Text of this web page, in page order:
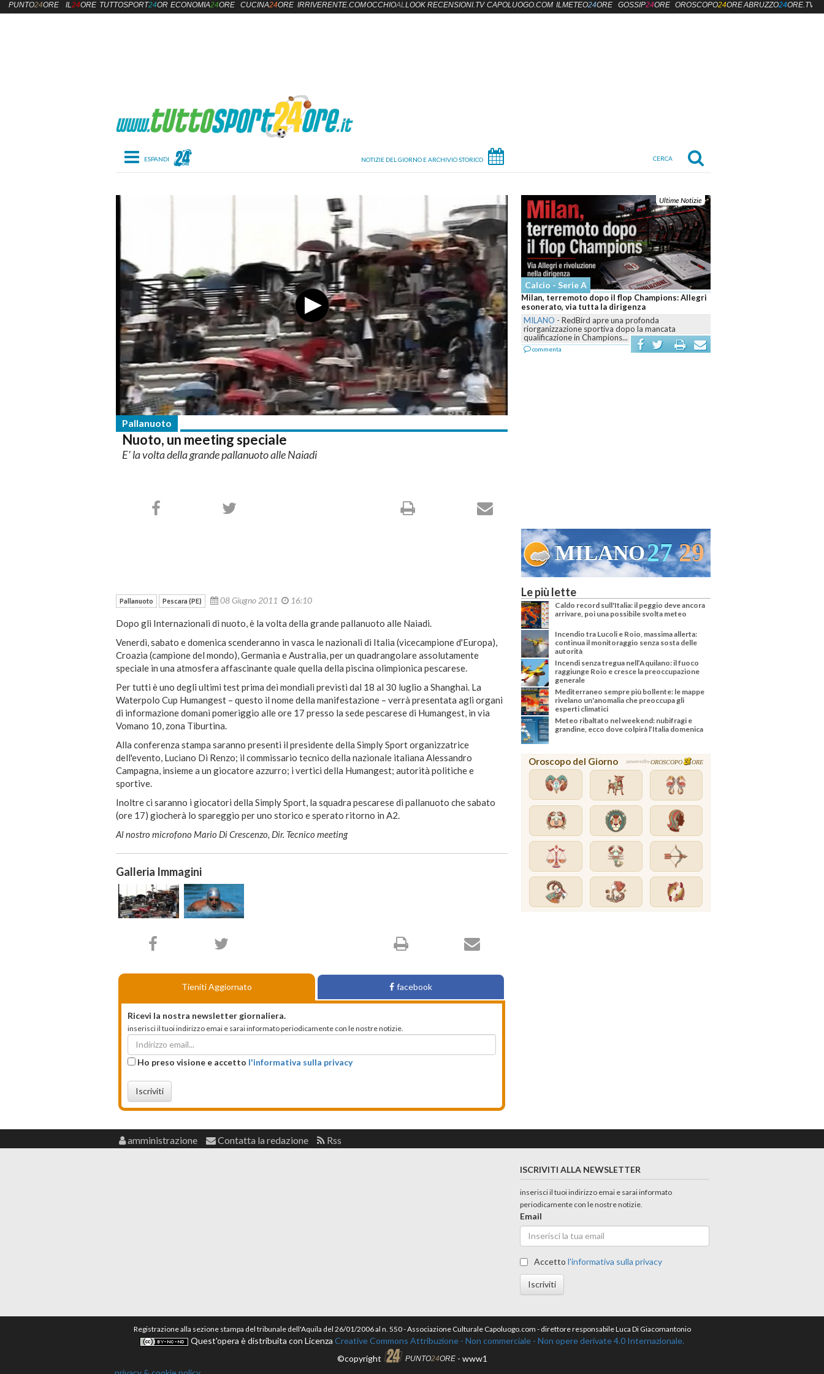
Toggle navigation
Pallanuoto
Nuoto, un meeting speciale
E' la volta della grande pallanuoto alle Naiadi
Ultime Notizie
Calcio - Serie A
Milan, terremoto dopo il flop Champions: Allegri
esonerato, via tutta la dirigenza
MILANO - RedBird apre una profonda
riorganizzazione sportiva dopo la mancata
qualificazione in Champions...
commenta
MILANO27 29
Pallanuoto Pescara (PE) 08 Giugno 2011 16:10
Dopo gli Internazionali di nuoto, è la volta della grande pallanuoto alle Naiadi.
Venerdì, sabato e domenica scenderanno in vasca le nazionali di Italia (vicecampione d'Europa),
Croazia (campione del mondo), Germania e Australia, per un quadrangolare assolutamente
speciale in una atmosfera affascinante quale quella della piscina olimpionica pescarese.
Per tutti è uno degli ultimi test prima dei mondiali previsti dal 18 al 30 luglio a Shanghai. La
Waterpolo Cup Humangest – questo il nome della manifestazione – verrà presentata agli organi
di informazione domani pomeriggio alle ore 17 presso la sede pescarese di Humangest, in via
Vomano 10, zona Tiburtina.
Alla conferenza stampa saranno presenti il presidente della Simply Sport organizzatrice
dell'evento, Luciano Di Renzo; il commissario tecnico della nazionale italiana Alessandro
Campagna, insieme a un giocatore azzurro; i vertici della Humangest; autorità politiche e
sportive.
Inoltre ci saranno i giocatori della Simply Sport, la squadra pescarese di pallanuoto che sabato
(ore 17) giocherà lo spareggio per uno storico e sperato ritorno in A2.
Al nostro microfono Mario Di Crescenzo, Dir. Tecnico meeting
Galleria Immagini
Tieniti Aggiornato facebook
Ricevi la nostra newsletter giornaliera.
inserisci il tuoi indirizzo emai e sarai informato periodicamente con le nostre notizie.
Ho preso visione e accetto l'informativa sulla privacy
Iscriviti
Le più lette
Caldo record sull'Italia: il peggio deve ancora
arrivare, poi una possibile svolta meteo
Incendio tra Lucoli e Roio, massima allerta:
continua il monitoraggio senza sosta delle
autorità
Incendi senza tregua nell’Aquilano: il fuoco
raggiunge Roio e cresce la preoccupazione
generale
Mediterraneo sempre più bollente: le mappe
rivelano un'anomalia che preoccupa gli
esperti climatici
Meteo ribaltato nel weekend: nubifragi e
grandine, ecco dove colpirà l’Italia domenica
Oroscopo del Giorno powered byOROSCOPO ORE
PUNTO24ORE IL24ORE TUTTOSPORT24OREECONOMIA24ORE CUCINA24ORE IRRIVERENTE.COMOCCHIOALLOOK RECENSIONI.TV CAPOLUOGO.COM ILMETEO24ORE GOSSIP24ORE OROSCOPO24OREABRUZZO24ORE.TV
amministrazione Contatta la redazione Rss
ISCRIVITI ALLA NEWSLETTER
inserisci il tuoi indirizzo emai e sarai informato
periodicamente con le nostre notizie.
Email
Accettol'informativa sulla privacy
Iscriviti
Registrazione alla sezione stampa del tribunale dell'Aquila del 26/01/2006 al n. 550 - Associazione Culturale Capoluogo.com - direttore responsabile Luca Di Giacomantonio
Quest'opera è distribuita con Licenza Creative Commons Attribuzione - Non commerciale - Non opere derivate 4.0 Internazionale.
©copyright
PUNTO24ORE- www1